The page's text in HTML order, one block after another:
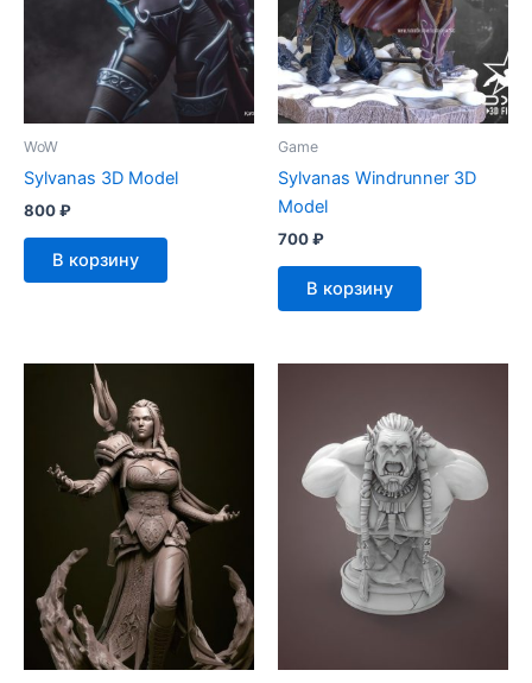
WoW
Sylvanas 3D Model
800₽
В корзину
Game
Sylvanas Windrunner 3D
Model
700₽
В корзину